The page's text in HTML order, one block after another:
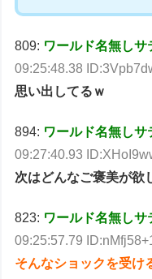
809: ワールド名無しサ
09:25:48.38
思い出してるｗ
894: ワールド名無しサ
09:27:40.93
次はどんなご褒美が欲
823: ワールド名無しサ
09:25:57.79
そんなショックを受け